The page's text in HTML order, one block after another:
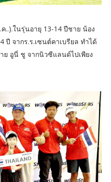
..).ในรุ่นอายุ 13-14 ปีชาย น้อง
จากร.ร.เซนต์คาเบรียล ทำได้
ย อูนี่ ชู จากนิวซีแลนด์ไปเพียง